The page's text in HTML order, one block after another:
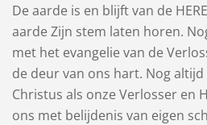
De aarde is en blijft van de
aarde Zijn stem laten horen.
met het evangelie van de
de deur van ons hart. Nog
Christus als onze Verlosser en
ons met belijdenis van eigen